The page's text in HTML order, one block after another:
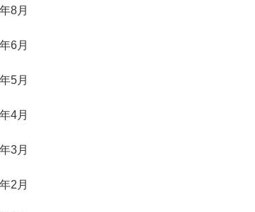
8月
6月
5月
4月
3月
2月